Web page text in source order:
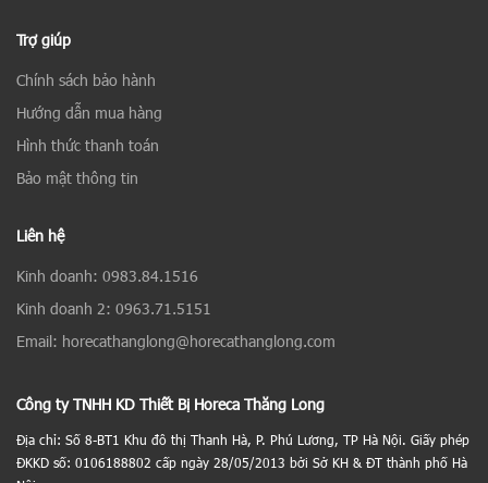
Trợ giúp
Chính sách bảo hành
Hướng dẫn mua hàng
Hình thức thanh toán
Bảo mật thông tin
Liên hệ
Kinh doanh: 0983.84.1516
Kinh doanh 2: 0963.71.5151
Email: horecathanglong@horecathanglong.com
Công ty TNHH KD Thiết Bị Horeca Thăng Long
Địa chỉ: Số 8-BT1 Khu đô thị Thanh Hà, P. Phú Lương, TP Hà Nội. Giấy phép
ĐKKD số: 0106188802 cấp ngày 28/05/2013 bởi Sở KH & ĐT thành phố Hà